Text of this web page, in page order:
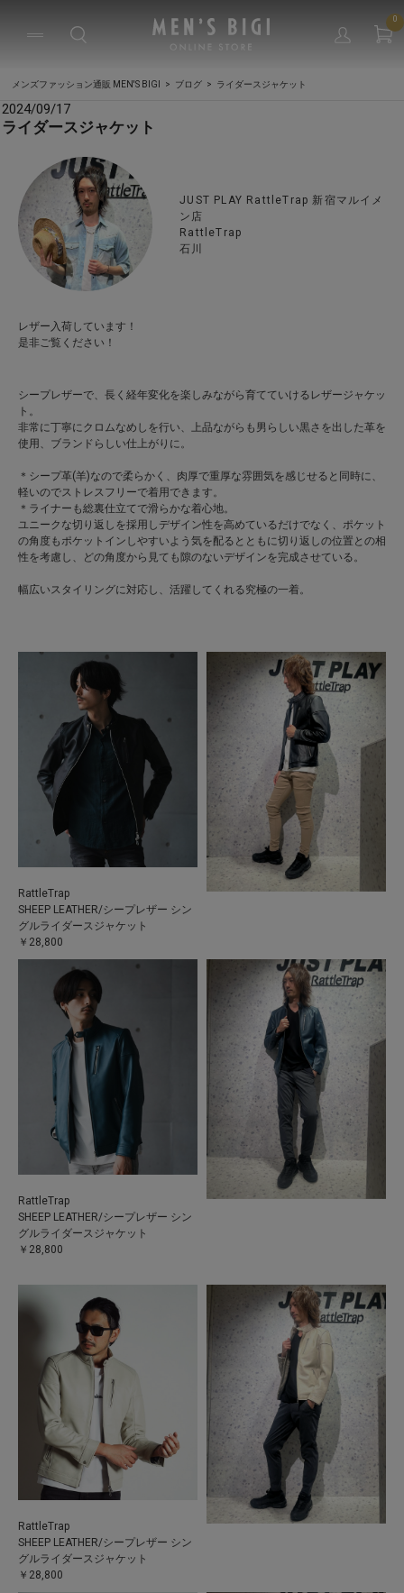
0
メンズファッション通販 MEN'S BIGI ブログ ライダースジャケット
2024/09/17
ライダースジャケット
JUST PLAY RattleTrap 新宿マルイメ
ン店
RattleTrap
石川
レザー入荷しています！
是非ご覧ください！
シープレザーで、長く経年変化を楽しみながら育てていけるレザージャケッ
ト。
非常に丁寧にクロムなめしを行い、上品ながらも男らしい黒さを出した革を
使用、ブランドらしい仕上がりに。
＊シープ革(羊)なので柔らかく、肉厚で重厚な雰囲気を感じせると同時に、
軽いのでストレスフリーで着用できます。
＊ライナーも総裏仕立てで滑らかな着心地。
ユニークな切り返しを採用しデザイン性を高めているだけでなく、ポケット
の角度もポケットインしやすいよう気を配るとともに切り返しの位置との相
性を考慮し、どの角度から見ても隙のないデザインを完成させている。
幅広いスタイリングに対応し、活躍してくれる究極の一着。
RattleTrap
SHEEP LEATHER/シープレザー シン
グルライダースジャケット
￥28,800
RattleTrap
SHEEP LEATHER/シープレザー シン
グルライダースジャケット
￥28,800
RattleTrap
SHEEP LEATHER/シープレザー シン
グルライダースジャケット
￥28,800